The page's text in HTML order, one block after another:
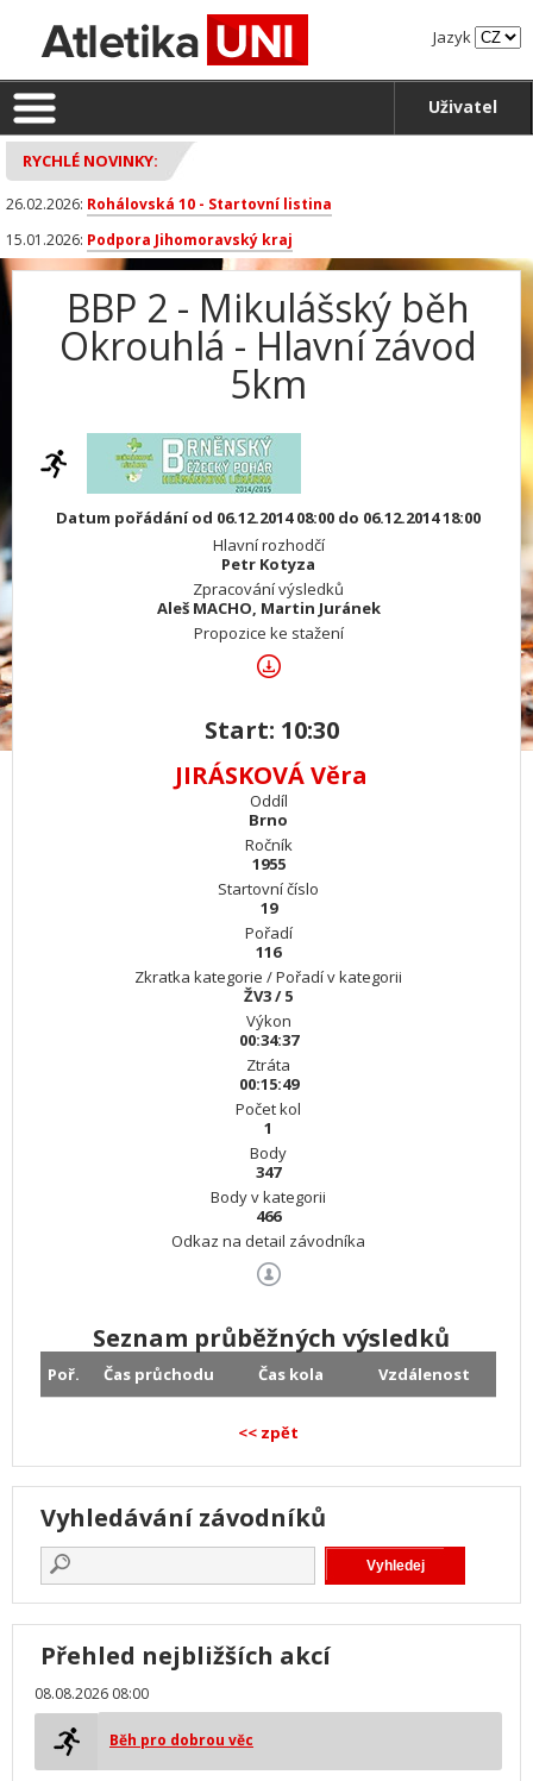
Jazyk
Uživatel
RYCHLÉ NOVINKY:
26.02.2026: Rohálovská 10 - Startovní listina
15.01.2026: Podpora Jihomoravský kraj
BBP 2 - Mikulášský běh
Okrouhlá - Hlavní závod
5km
Datum pořádání od 06.12.2014 08:00 do 06.12.2014 18:00
Hlavní rozhodčí
Petr Kotyza
Zpracování výsledků
Aleš MACHO, Martin Juránek
Propozice ke stažení
Start: 10:30
JIRÁSKOVÁ Věra
Oddíl
Brno
Ročník
1955
Startovní číslo
19
Pořadí
116
Zkratka kategorie / Pořadí v kategorii
ŽV3 / 5
Výkon
00:34:37
Ztráta
00:15:49
Počet kol
1
Body
347
Body v kategorii
466
Odkaz na detail závodníka
Seznam průběžných výsledků
Poř. Čas průchodu Čas kola Vzdálenost
<< zpět
Vyhledávání závodníků
Přehled nejbližších akcí
08.08.2026 08:00
Běh pro dobrou věc